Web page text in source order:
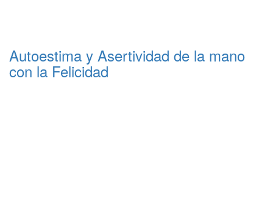
Autoestima y Asertividad de la mano
con la Felicidad